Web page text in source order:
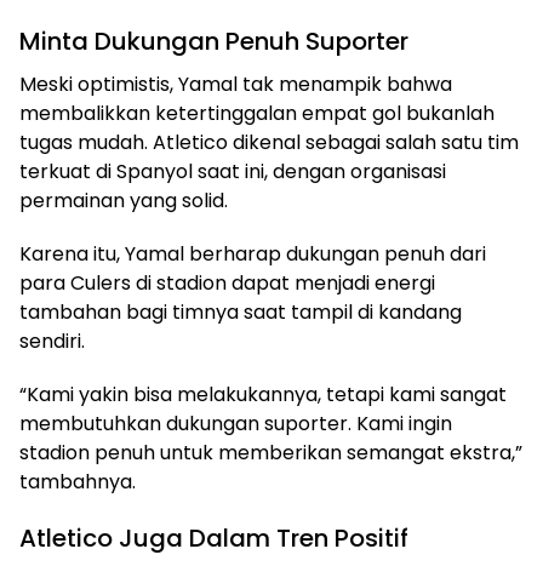
Minta Dukungan Penuh Suporter
Meski optimistis, Yamal tak menampik bahwa
membalikkan ketertinggalan empat gol bukanlah
tugas mudah. Atletico dikenal sebagai salah satu tim
terkuat di Spanyol saat ini, dengan organisasi
permainan yang solid.
Karena itu, Yamal berharap dukungan penuh dari
para Culers di stadion dapat menjadi energi
tambahan bagi timnya saat tampil di kandang
sendiri.
“Kami yakin bisa melakukannya, tetapi kami sangat
membutuhkan dukungan suporter. Kami ingin
stadion penuh untuk memberikan semangat ekstra,”
tambahnya.
Atletico Juga Dalam Tren Positif